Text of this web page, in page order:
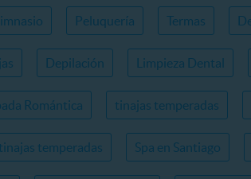
Peluquería Termas
Depilación Limpieza Dental
Romántica tinajas temperadas
tinajas temperadas Spa en Santiago